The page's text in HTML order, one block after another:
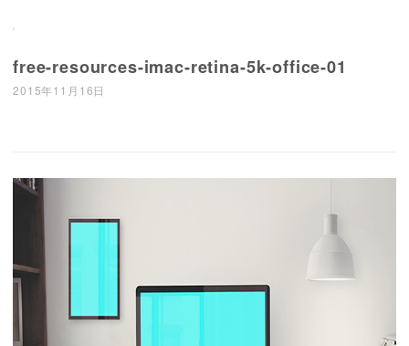
free-resources-imac-retina-5k-office-01
2015年11月16日